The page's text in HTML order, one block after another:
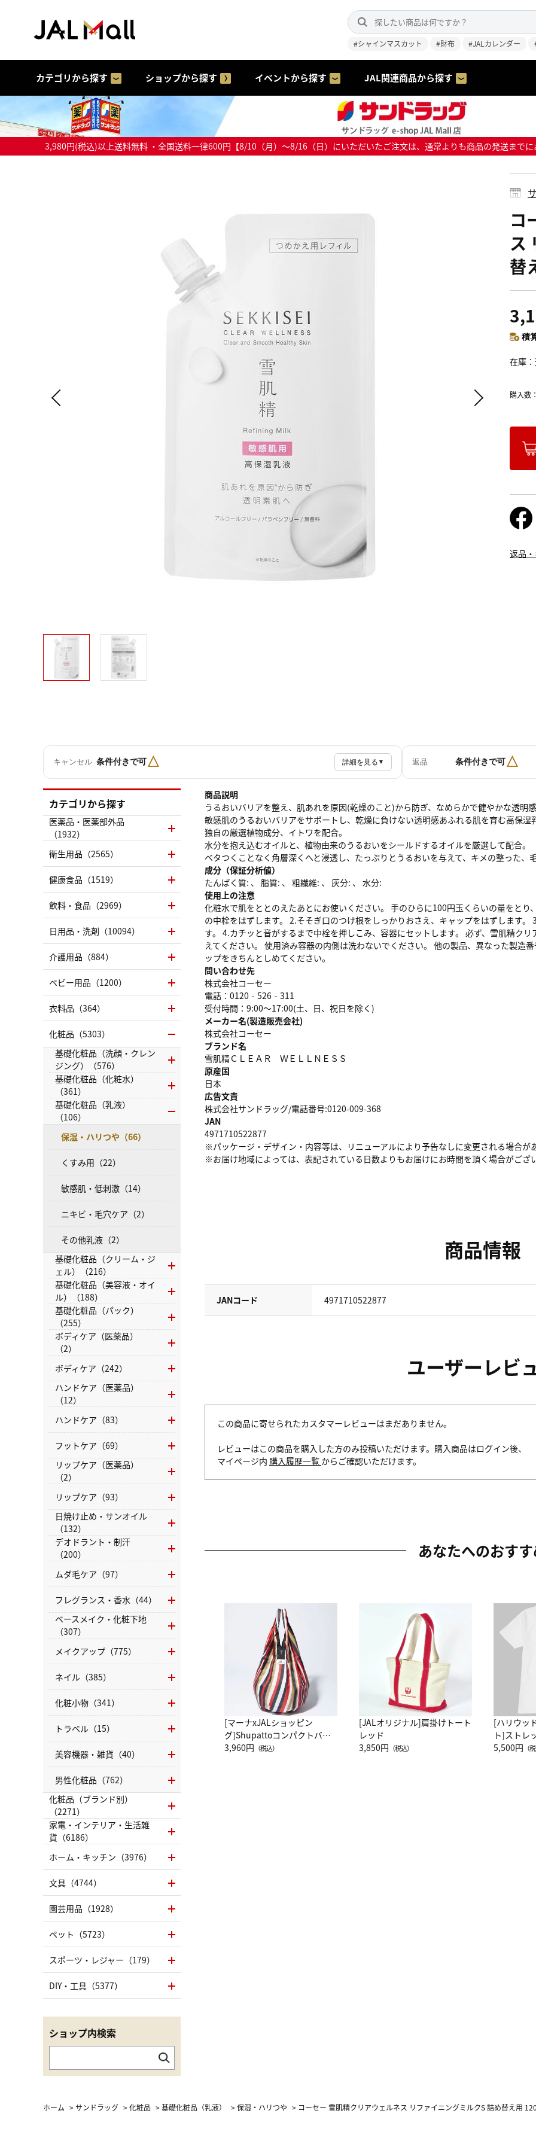
#シャインマスカット #財布 #JALカレンダー
カテゴリから探す ショップから探す イベントから探す JAL関連商品から探す
3,980円(税込)以上送料無料 ・全国送料一律600円【8/10（月）～8/16（日）にいただいたご注文は、通常よりも商品の発送まで
コ
ス
替
積
在庫
購入数
返品
キャンセル 条件付きで可△ 詳細を見る ▼ 返品 条件付きで可△
商品説明
うるおいバリアを整え、肌あれを原因(乾燥のこと)から防ぎ、なめらかで健やかな透明
敏感肌のうるおいバリアをサポートし、乾燥に負けない透明感あふれる肌を育む高保湿
独自の厳選植物成分、イトワを配合。
水分を抱え込むオイルと、植物由来のうるおいをシールドするオイルを厳選して配合。
ベタつくことなく角層深くへと浸透し、たっぷりとうるおいを与えて、キメの整った、
成分（保証分析値）
たんぱく質: 、 脂質: 、 粗繊維: 、 灰分: 、 水分:
使用上の注意
化粧水で肌をととのえたあとにお使いください。 手のひらに100円玉くらいの量をと
の中栓をはずします。 2.そそぎ口のつけ根をしっかりおさえ、キャップをはずします
す。 4.カチッと音がするまで中栓を押しこみ、容器にセットします。 必ず、雪肌精ク
えてください。 使用済み容器の内側は洗わないでください。 他の製品、異なった製造
ップをきちんとしめてください。
問い合わせ先
株式会社コーセー
電話：0120‐526‐311
受付時間：9:00～17:00(土、日、祝日を除く)
メーカー名(製造販売会社)
株式会社コーセー
ブランド名
雪肌精ＣＬＥＡＲ ＷＥＬＬＮＥＳＳ
原産国
日本
広告文責
株式会社サンドラッグ/電話番号:0120-009-368
JAN
4971710522877
※パッケージ・デザイン・内容等は、リニューアルにより予告なしに変更される場合が
※お届け地域によっては、表記されている日数よりもお届けにお時間を頂く場合がござ
商品情報
JANコード 4971710522877
ユーザーレビ
この商品に寄せられたカスタマーレビューはまだありません。
レビューはこの商品を購入した方のみ投稿いただけます。購入商品はログイン後、
マイページ内 購入履歴一覧 からご確認いただけます。
あなたへのおす
[マーナxJALショッピン
グ]Shupattoコンパクトバッ
グ Drop JAL客室乗務員
3,960円 （税込）
[JALオリジナル]肩掛けトート
レッド
3,850円 （税込）
[ハリウッ
ト]ストレ
ーネック
5,500円 （
カテゴリから探す
医薬品・医薬部外品
（1932）
衛生用品（2565）
健康食品（1519）
飲料・食品（2969）
日用品・洗剤（10094）
介護用品（884）
ベビー用品（1200）
衣料品（364）
化粧品（5303）
基礎化粧品（洗顔・クレン
ジング）（576）
基礎化粧品（化粧水）
（361）
基礎化粧品（乳液）
（106）
保湿・ハリつや（66）
くすみ用（22）
敏感肌・低刺激（14）
ニキビ・毛穴ケア（2）
その他乳液（2）
基礎化粧品（クリーム・ジ
ェル）（216）
基礎化粧品（美容液・オイ
ル）（188）
基礎化粧品（パック）
（255）
ボディケア（医薬品）
（2）
ボディケア（242）
ハンドケア（医薬品）
（12）
ハンドケア（83）
フットケア（69）
リップケア（医薬品）
（2）
リップケア（93）
日焼け止め・サンオイル
（132）
デオドラント・制汗
（200）
ムダ毛ケア（97）
フレグランス・香水（44）
ベースメイク・化粧下地
（307）
メイクアップ（775）
ネイル（385）
化粧小物（341）
トラベル（15）
美容機器・雑貨（40）
男性化粧品（762）
化粧品（ブランド別）
（2271）
家電・インテリア・生活雑
貨（6186）
ホーム・キッチン（3976）
文具（4744）
園芸用品（1928）
ペット（5723）
スポーツ・レジャー（179）
DIY・工具（5377）
ショップ内検索
ホーム >サンドラッグ >化粧品 >基礎化粧品（乳液） >保湿・ハリつや > コーセー 雪肌精クリアウェルネス リファイニングミルクS 詰め替え用